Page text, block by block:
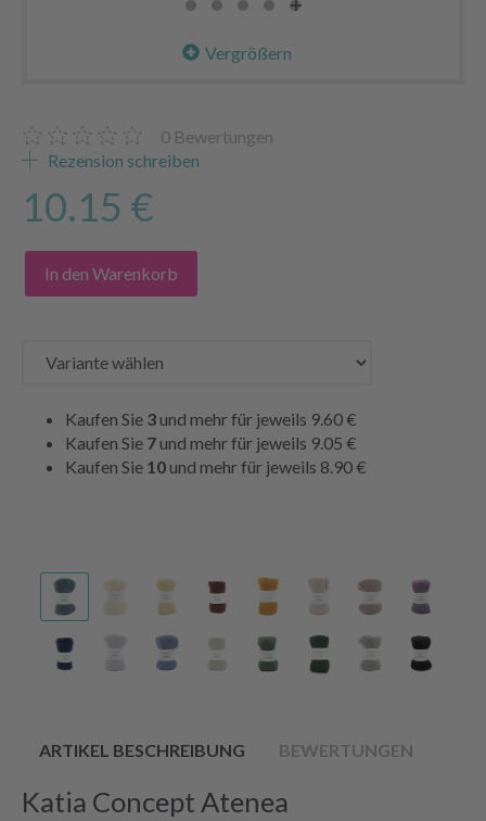
Vergrößern
0 Bewertungen
Rezension schreiben
10.15 €
In den Warenkorb
Kaufen Sie 3und mehr für jeweils 9.60 €
Kaufen Sie 7und mehr für jeweils 9.05 €
Kaufen Sie 10und mehr für jeweils 8.90 €
ARTIKEL BESCHREIBUNG BEWERTUNGEN
Katia Concept Atenea